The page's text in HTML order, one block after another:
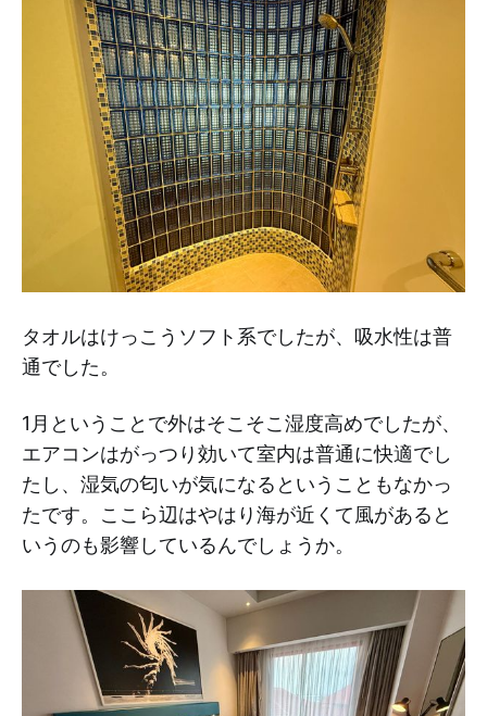
タオルはけっこうソフト系でしたが、吸水性は普
通でした。
1月ということで外はそこそこ湿度高めでしたが、
エアコンはがっつり効いて室内は普通に快適でし
たし、湿気の匂いが気になるということもなかっ
たです。ここら辺はやはり海が近くて風があると
いうのも影響しているんでしょうか。